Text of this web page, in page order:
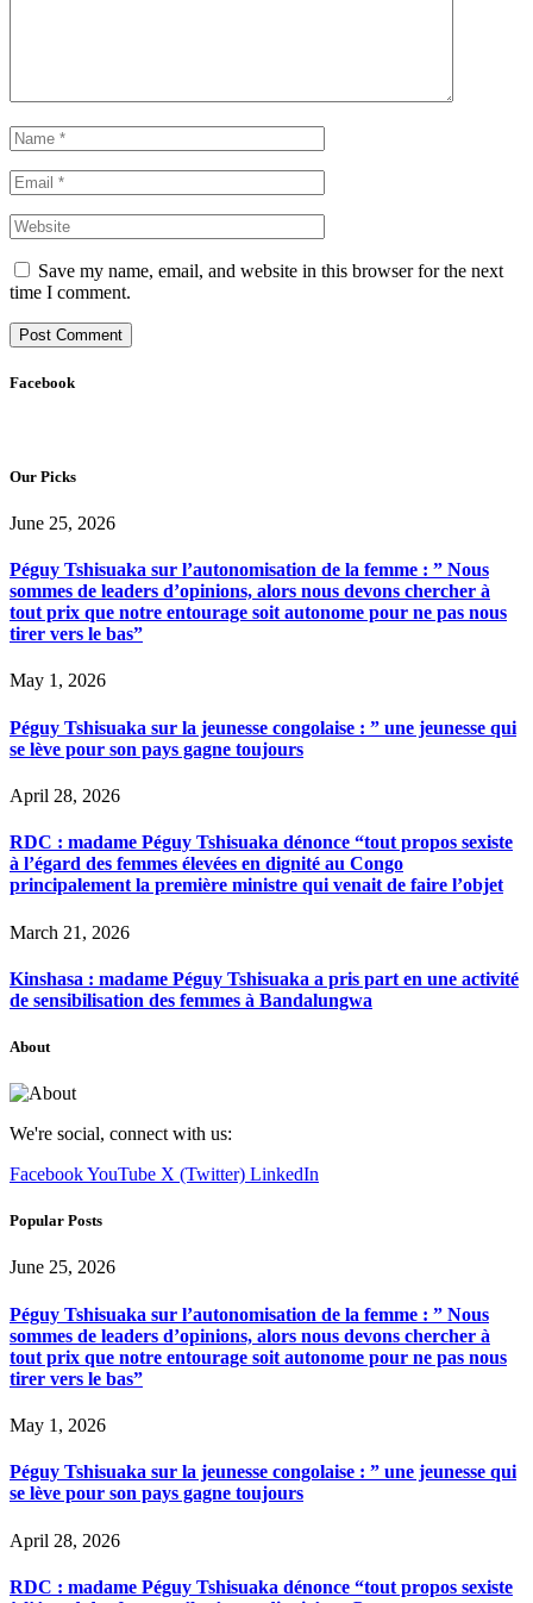
Save my name, email, and website in this browser for the next
time I comment.
Facebook
Our Picks
June 25, 2026
Péguy Tshisuaka sur l’autonomisation de la femme : ” Nous
sommes de leaders d’opinions, alors nous devons chercher à
tout prix que notre entourage soit autonome pour ne pas nous
tirer vers le bas”
May 1, 2026
Péguy Tshisuaka sur la jeunesse congolaise : ” une jeunesse qui
se lève pour son pays gagne toujours
April 28, 2026
RDC : madame Péguy Tshisuaka dénonce “tout propos sexiste
à l’égard des femmes élevées en dignité au Congo
principalement la première ministre qui venait de faire l’objet
March 21, 2026
Kinshasa : madame Péguy Tshisuaka a pris part en une activité
de sensibilisation des femmes à Bandalungwa
About
We're social, connect with us:
FacebookYouTube X (Twitter) LinkedIn
Popular Posts
June 25, 2026
Péguy Tshisuaka sur l’autonomisation de la femme : ” Nous
sommes de leaders d’opinions, alors nous devons chercher à
tout prix que notre entourage soit autonome pour ne pas nous
tirer vers le bas”
May 1, 2026
Péguy Tshisuaka sur la jeunesse congolaise : ” une jeunesse qui
se lève pour son pays gagne toujours
April 28, 2026
RDC : madame Péguy Tshisuaka dénonce “tout propos sexiste